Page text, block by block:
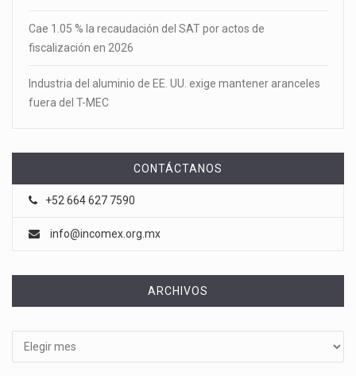
Cae 1.05 % la recaudación del SAT por actos de
fiscalización en 2026
Industria del aluminio de EE. UU. exige mantener aranceles
fuera del T-MEC
CONTÁCTANOS
+52 664 627 7590
info@incomex.org.mx
ARCHIVOS